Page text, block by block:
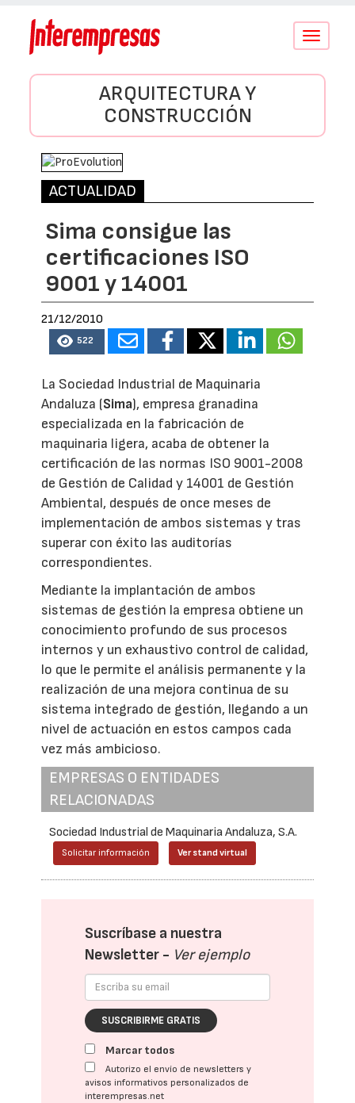
Conmutar
ARQUITECTURA Y
CONSTRUCCIÓN
ACTUALIDAD
Sima consigue las
certificaciones ISO
9001 y 14001
21/12/2010
522
La Sociedad Industrial de Maquinaria
Andaluza (Sima), empresa granadina
especializada en la fabricación de
maquinaria ligera, acaba de obtener la
certificación de las normas ISO 9001-2008
de Gestión de Calidad y 14001 de Gestión
Ambiental, después de once meses de
implementación de ambos sistemas y tras
superar con éxito las auditorías
correspondientes.
Mediante la implantación de ambos
sistemas de gestión la empresa obtiene un
conocimiento profundo de sus procesos
internos y un exhaustivo control de calidad,
lo que le permite el análisis permanente y la
realización de una mejora continua de su
sistema integrado de gestión, llegando a un
nivel de actuación en estos campos cada
vez más ambicioso.
EMPRESAS O ENTIDADES
RELACIONADAS
Sociedad Industrial de Maquinaria Andaluza, S.A.
Solicitar información Ver stand virtual
Suscríbase a nuestra
Newsletter - Ver ejemplo
SUSCRIBIRME GRATIS
Marcar todos
Autorizo el envío de newsletters y
avisos informativos personalizados de
interempresas.net